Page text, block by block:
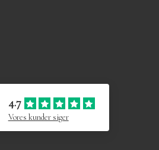
4.7
Vores kunder siger